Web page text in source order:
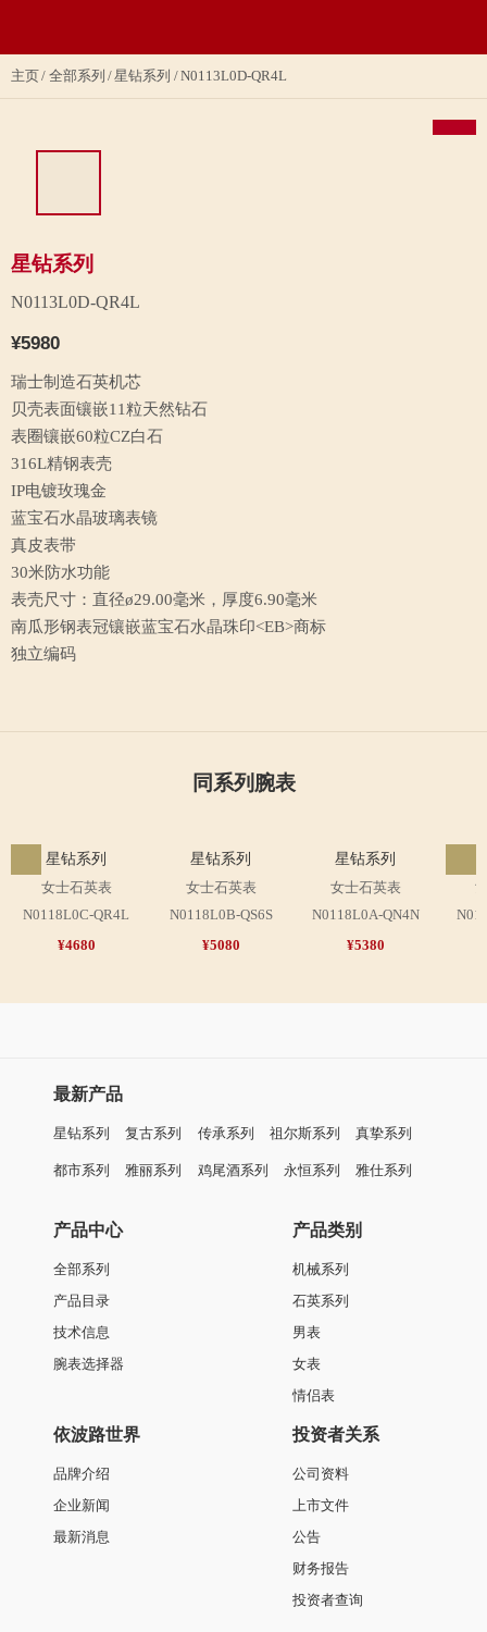
主页 全部系列 星钻系列 N0113L0D-QR4L
星钻系列
N0113L0D-QR4L
¥5980
瑞士制造石英机芯
贝壳表面镶嵌11粒天然钻石
表圈镶嵌60粒CZ白石
316L精钢表壳
IP电镀玫瑰金
蓝宝石水晶玻璃表镜
真皮表带
30米防水功能
表壳尺寸：直径ø29.00毫米，厚度6.90毫米
南瓜形钢表冠镶嵌蓝宝石水晶珠印<EB>商标
独立编码
同系列腕表
星钻系列
女士石英表
N0118L0C-QR4L
¥4680
星钻系列
女士石英表
N0118L0B-QS6S
¥5080
星钻系列
女士石英表
N0118L0A-QN4N
¥5380
最新产品
星钻系列 复古系列 传承系列 祖尔斯系列 真挚系列
都市系列 雅丽系列 鸡尾酒系列 永恒系列 雅仕系列
产品中心
全部系列
产品目录
技术信息
腕表选择器
产品类别
机械系列
石英系列
男表
女表
情侣表
依波路世界
品牌介绍
企业新闻
最新消息
投资者关系
公司资料
上市文件
公告
财务报告
投资者查询